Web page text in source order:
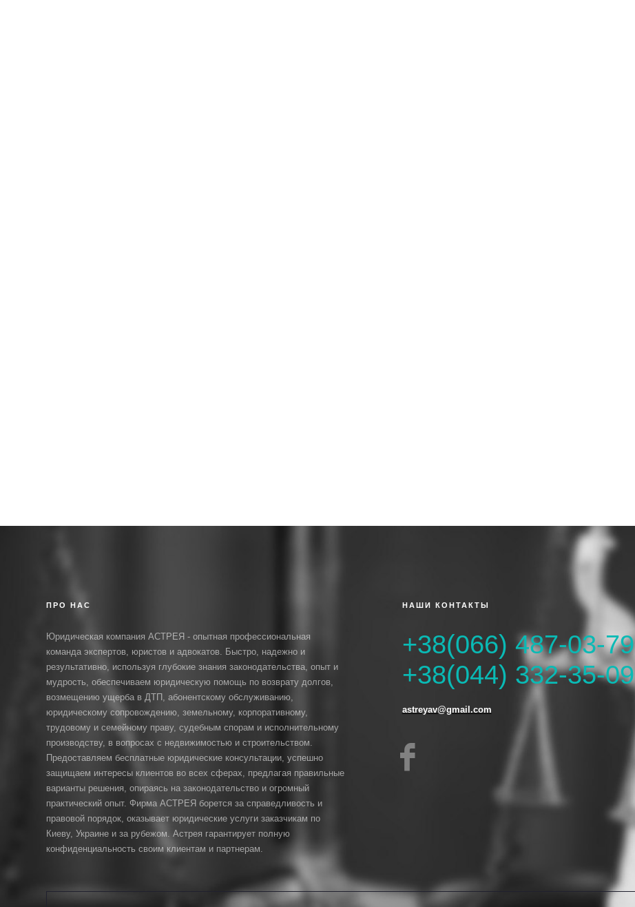
ПРО НАС
Юридическая компания АСТРЕЯ - опытная профессиональная
команда экспертов, юристов и адвокатов. Быстро, надежно и
результативно, используя глубокие знания законодательства, опыт и
мудрость, обеспечиваем юридическую помощь по возврату долгов,
возмещению ущерба в ДТП, абонентскому обслуживанию,
юридическому сопровождению, земельному, корпоративному,
трудовому и семейному праву, судебным спорам и исполнительному
производству, в вопросах с недвижимостью и строительством.
Предоставляем бесплатные юридические консультации, успешно
защищаем интересы клиентов во всех сферах, предлагая правильные
варианты решения, опираясь на законодательство и огромный
практический опыт. Фирма АСТРЕЯ борется за справедливость и
правовой порядок, оказывает юридические услуги заказчикам по
Киеву, Украине и за рубежом. Астрея гарантирует полную
конфиденциальность своим клиентам и партнерам.
НАШИ КОНТАКТЫ
+38(066) 487-03-79
+38(044) 332-35-09
astreyav@gmail.com